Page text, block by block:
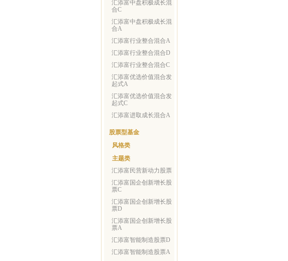
汇添富中盘积极成长混
合C
汇添富中盘积极成长混
合A
汇添富行业整合混合A
汇添富行业整合混合D
汇添富行业整合混合C
汇添富优选价值混合发
起式A
汇添富优选价值混合发
起式C
汇添富进取成长混合A
股票型基金
风格类
主题类
汇添富民营新动力股票
汇添富国企创新增长股
票C
汇添富国企创新增长股
票D
汇添富国企创新增长股
票A
汇添富智能制造股票D
汇添富智能制造股票A